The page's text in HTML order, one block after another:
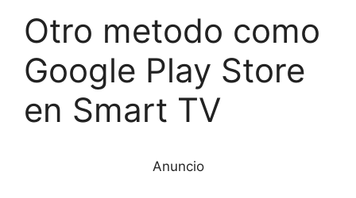
Otro metodo como
Google Play Store
en Smart TV
Anuncio